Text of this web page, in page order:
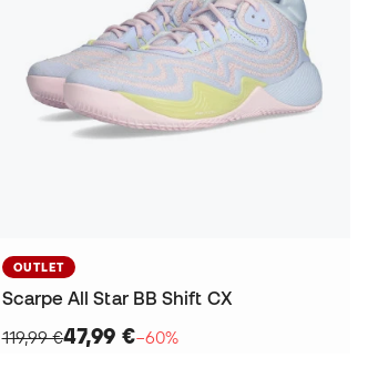
OUTLET
Scarpe All Star BB Shift CX
119,99 €47,99 €−60%